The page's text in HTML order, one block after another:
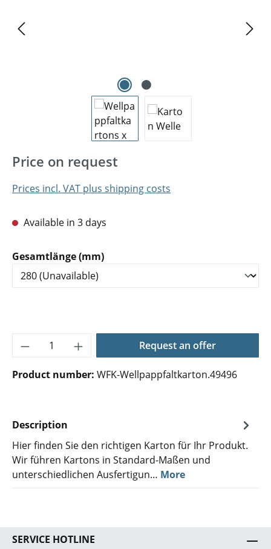
Price on request
Prices incl. VAT plus shipping costs
Available in 3 days
Select
Gesamtlänge (mm)
Product Quantity: Enter the desired
Request an offer
Product number: WFK-Wellpappfaltkarton.49496
Description
Hier finden Sie den richtigen Karton für Ihr Produkt.
Wir führen Kartons in Standard-Maßen und
unterschiedlichen Ausfertigun… More
SERVICE HOTLINE